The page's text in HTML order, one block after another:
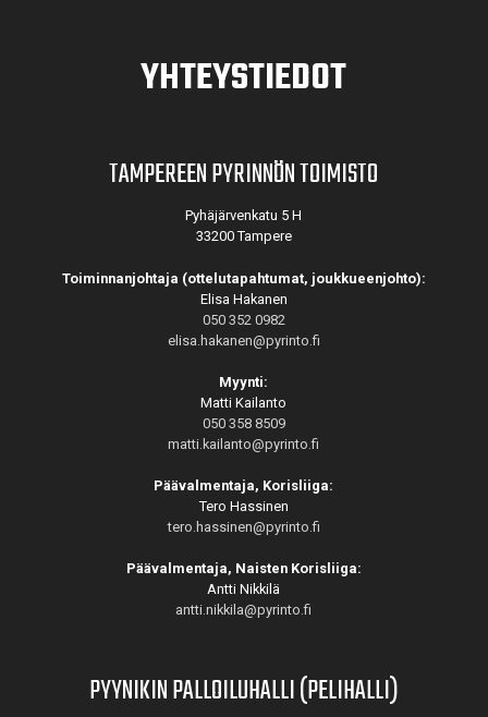
YHTEYSTIEDOT
TAMPEREEN PYRINNÖN TOIMISTO
Pyhäjärvenkatu 5 H
33200 Tampere
Toiminnanjohtaja (ottelutapahtumat, joukkueenjohto):
Elisa Hakanen
050 352 0982
elisa.hakanen@pyrinto.fi
Myynti:
Matti Kailanto
050 358 8509
matti.kailanto@pyrinto.fi
Päävalmentaja, Korisliiga:
Tero Hassinen
tero.hassinen@pyrinto.fi
Päävalmentaja, Naisten Korisliiga:
Antti Nikkilä
antti.nikkila@pyrinto.fi
PYYNIKIN PALLOILUHALLI (PELIHALLI)